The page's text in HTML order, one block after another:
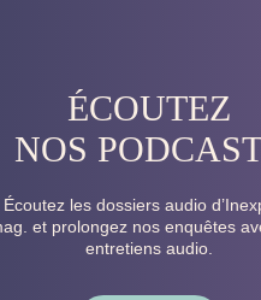
ÉCOUTEZ
NOS
Écoutez les dossiers audio
et prolongez nos enquêtes
entretiens audio.